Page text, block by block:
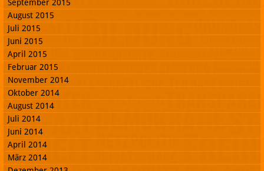
September 2015
August 2015
Juli 2015
Juni 2015
April 2015
Februar 2015
November 2014
Oktober 2014
August 2014
Juli 2014
Juni 2014
April 2014
März 2014